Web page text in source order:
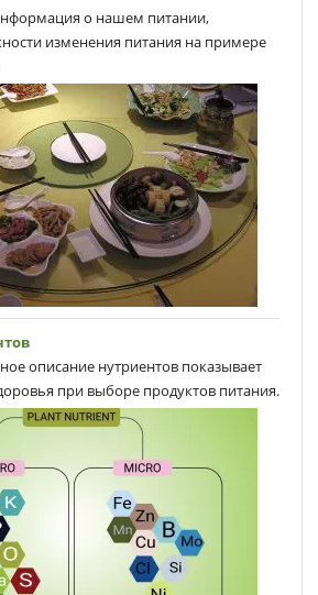
о нашем питании,
изменения питания на примере
описание нутриентов показывает
при выборе продуктов питания.